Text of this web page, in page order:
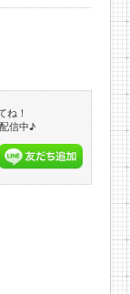
ね！
信中♪